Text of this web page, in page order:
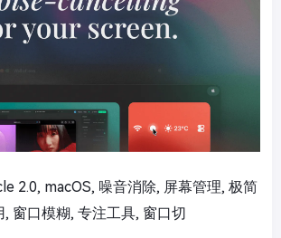
2.0, macOS, 噪音消除, 屏幕管理, 极简
窗口模糊, 专注工具, 窗口切